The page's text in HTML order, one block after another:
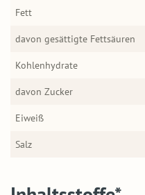
Fett
davon gesättigte Fettsäuren
Kohlenhydrate
davon Zucker
Eiweiß
Salz